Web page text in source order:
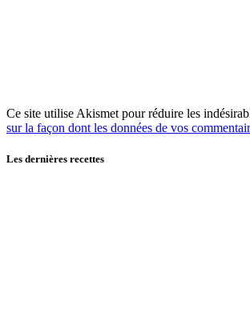
Ce site utilise Akismet pour réduire les
sur la façon dont les données de vos
Les dernières recettes